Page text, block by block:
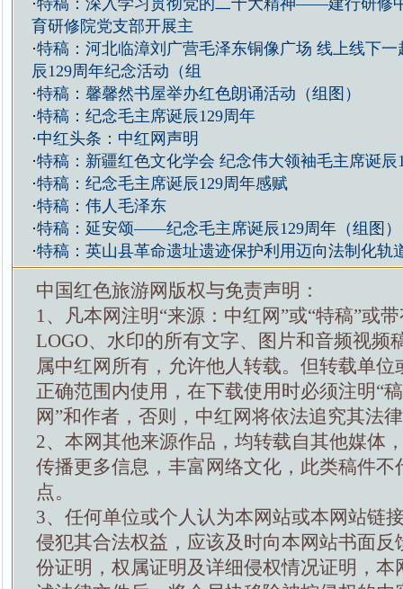
·特稿：深入学习贯彻党的二十大精神——建行研修
育研修院党支部开展主
·特稿：河北临漳刘广营毛泽东铜像广场 线上线下一
辰129周年纪念活动（组
·特稿：馨馨然书屋举办红色朗诵活动（组图）
·特稿：纪念毛主席诞辰129周年
·中红头条：中红网声明
·特稿：新疆红色文化学会 纪念伟大领袖毛主席诞辰
·特稿：纪念毛主席诞辰129周年感赋
·特稿：伟人毛泽东
·特稿：延安颂——纪念毛主席诞辰129周年（组图）
·特稿：英山县革命遗址遗迹保护利用迈向法制化轨
中国红色旅游网版权与免责声明：
1、凡本网注明“来源：中红网”或“特稿”或
LOGO、水印的所有文字、图片和音频视频
属中红网所有，允许他人转载。但转载单位
正确范围内使用，在下载使用时必须注明“
网”和作者，否则，中红网将依法追究其法
2、本网其他来源作品，均转载自其他媒体
传播更多信息，丰富网络文化，此类稿件不
点。
3、任何单位或个人认为本网站或本网站链
侵犯其合法权益，应该及时向本网站书面反
份证明，权属证明及详细侵权情况证明，本